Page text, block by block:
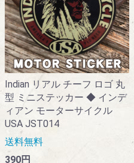
Indian リアル チーフ ロゴ 丸
型 ミニステッカー ◆ インデ
ィアン モーターサイクル
USA JST014
送料無料
390円